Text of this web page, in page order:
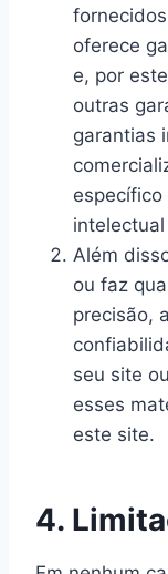
fornecidos
oferece
e, por
outras
garantias
Além
ou faz
precisão,
seu site
esses
este site.
4.